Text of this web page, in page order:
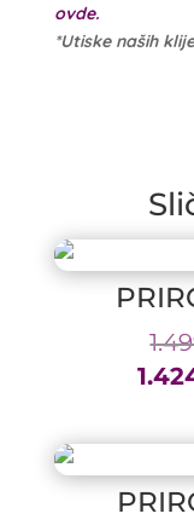
ovde.
*Utiske naših